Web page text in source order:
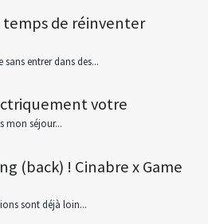
de réinventer
sans entrer dans des...
votre
mon séjour...
(back) ! Cinabre x Game
sont déjà loin...